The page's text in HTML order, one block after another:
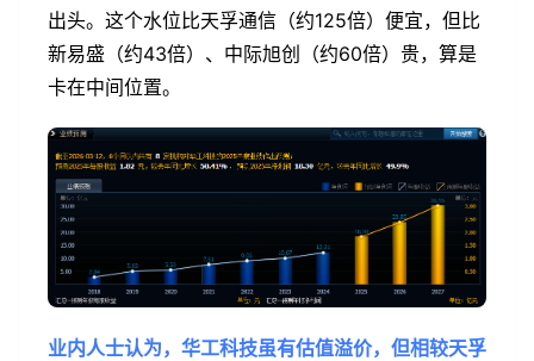
出头。这个水位比天孚通信（约125倍）便宜，但比
新易盛（约43倍）、中际旭创（约60倍）贵，算是
卡在中间位置。
业内人士认为，华工科技虽有估值溢价，但相较天孚